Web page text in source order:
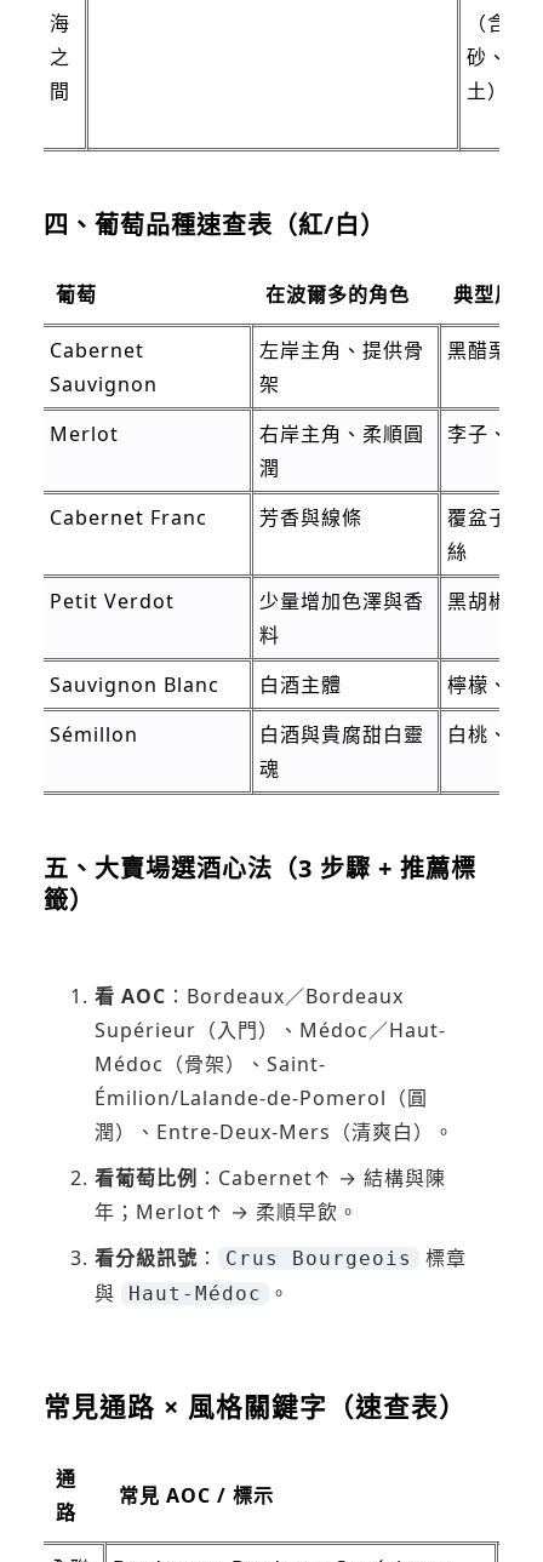
海
之
間
（含
砂、黏
土）
四、葡萄品種速查表（紅/白）
葡萄 在波爾多的角色 典型風味
Cabernet
Sauvignon
左岸主角、提供骨
架
黑醋栗、
Merlot
右岸主角、柔順圓
潤
李子、紅
Cabernet Franc 芳香與線條
覆盆子、
絲
Petit Verdot
少量增加色澤與香
料
黑胡椒、
Sauvignon Blanc 白酒主體
檸檬、柚
Sémillon
白酒與貴腐甜白靈
魂
白桃、蜂
五、大賣場選酒心法（3 步驟 + 推薦標
籤）
看 AOC ：Bordeaux／Bordeaux
Supérieur（入門）、Médoc／Haut-
Médoc（骨架）、Saint-
Émilion/Lalande-de-Pomerol（圓
潤）、Entre-Deux-Mers（清爽白）。
看葡萄比例 ：Cabernet↑ → 結構與陳
年；Merlot↑ → 柔順早飲。
看分級訊號 ： Crus Bourgeois
標章
與
Haut-Médoc 。
常見通路 × 風格關鍵字（速查表）
通
路
常見 AOC / 標示